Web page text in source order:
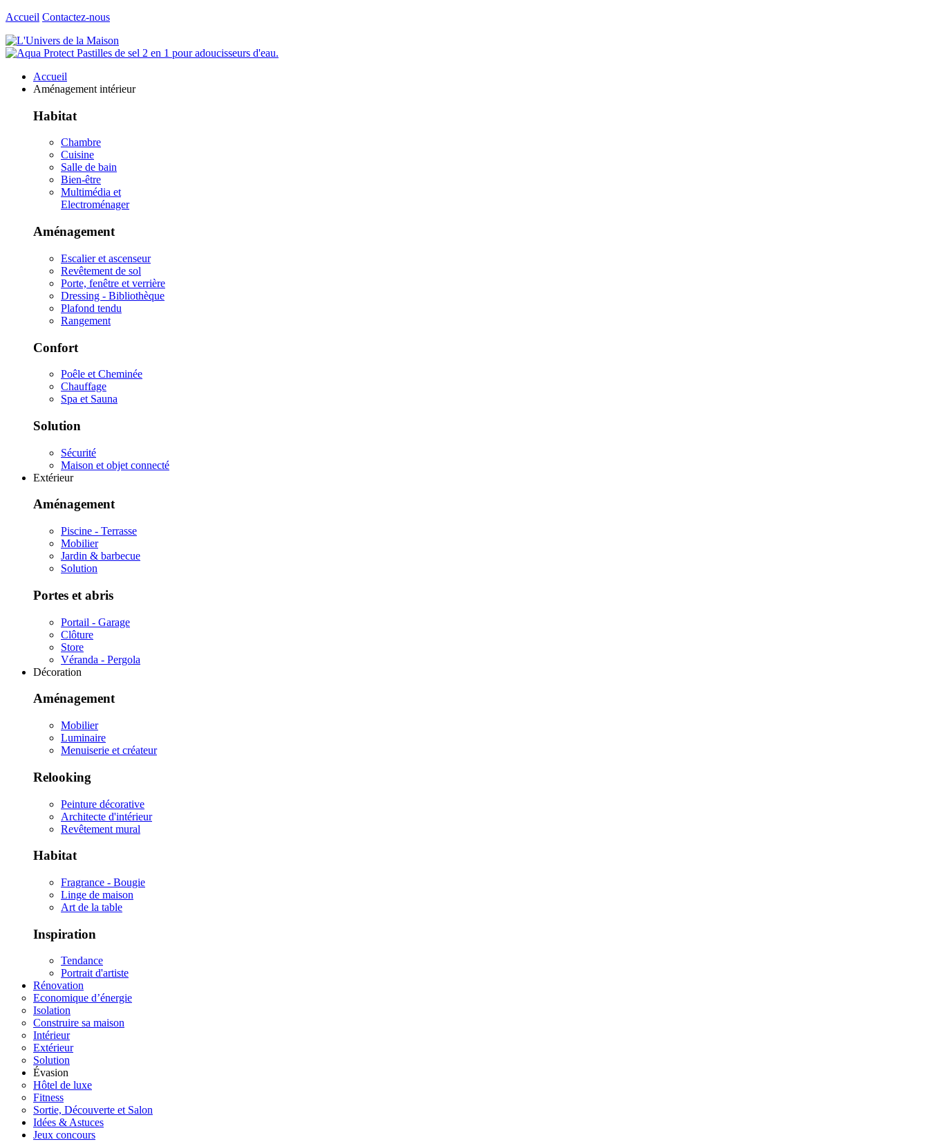
Accueil Contactez-nous
Accueil
Aménagement intérieur
Habitat
Chambre
Cuisine
Salle de bain
Bien-être
Multimédia et
Electroménager
Aménagement
Escalier et ascenseur
Revêtement de sol
Porte, fenêtre et verrière
Dressing - Bibliothèque
Plafond tendu
Rangement
Confort
Poêle et Cheminée
Chauffage
Spa et Sauna
Solution
Sécurité
Maison et objet connecté
Extérieur
Aménagement
Piscine - Terrasse
Mobilier
Jardin & barbecue
Solution
Portes et abris
Portail - Garage
Clôture
Store
Véranda - Pergola
Décoration
Aménagement
Mobilier
Luminaire
Menuiserie et créateur
Relooking
Peinture décorative
Architecte d'intérieur
Revêtement mural
Habitat
Fragrance - Bougie
Linge de maison
Art de la table
Inspiration
Tendance
Portrait d'artiste
Rénovation
Economique d’énergie
Isolation
Construire sa maison
Intérieur
Extérieur
Solution
Évasion
Hôtel de luxe
Fitness
Sortie, Découverte et Salon
Idées & Astuces
Jeux concours